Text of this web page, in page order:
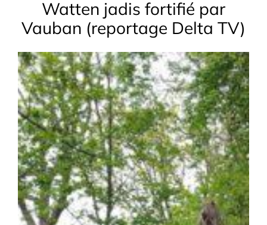
Watten jadis fortifié par
Vauban (reportage Delta TV)